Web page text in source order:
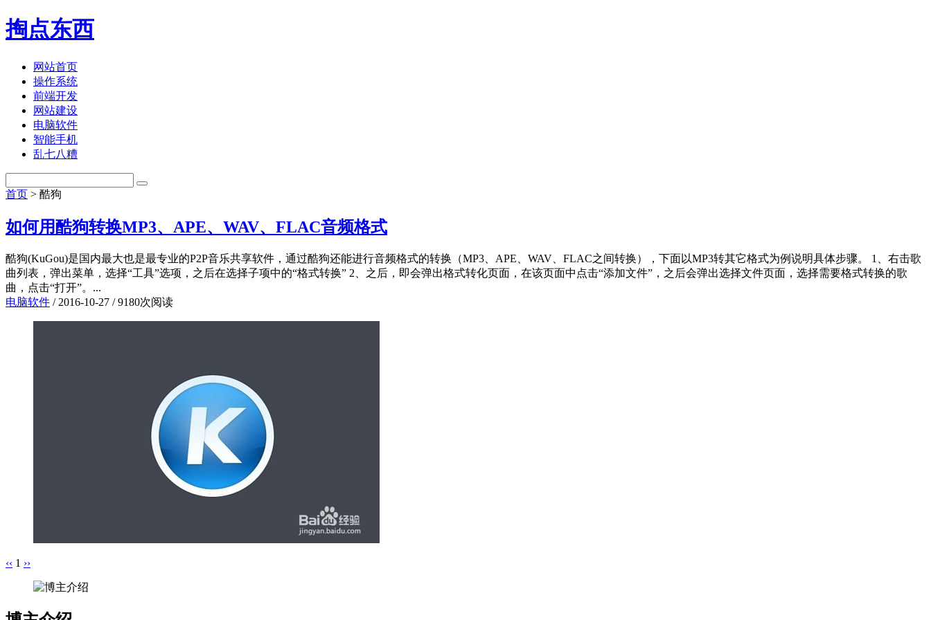
掏点东西
网站首页
操作系统
前端开发
网站建设
电脑软件
智能手机
乱七八糟
首页 > 酷狗
如何用酷狗转换MP3、APE、WAV、FLAC音频格式
酷狗(KuGou)是国内最大也是最专业的P2P音乐共享软件，通过酷狗还能进行音频格式的转换（MP3、APE、WAV、FLAC之间转换），下面以MP3转其它格式为例说明具体步骤。 1、右击歌
曲列表，弹出菜单，选择“工具”选项，之后在选择子项中的“格式转换” 2、之后，即会弹出格式转化页面，在该页面中点击“添加文件”，之后会弹出选择文件页面，选择需要格式转换的歌
曲，点击“打开”。...
电脑软件 / 2016-10-27 / 9180次阅读
‹‹ 1 ››